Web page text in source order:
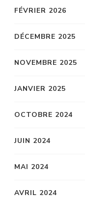
FÉVRIER 2026
DÉCEMBRE 2025
NOVEMBRE 2025
JANVIER 2025
OCTOBRE 2024
JUIN 2024
MAI 2024
AVRIL 2024